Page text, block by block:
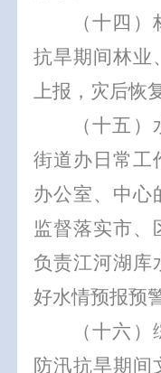
（十四
抗旱期间林业
上报，灾后恢复
（十五
街道办日常工
办公室、中心
监督落实市、
负责江河湖库
好水情预报预
（十六
防汛抗旱期间